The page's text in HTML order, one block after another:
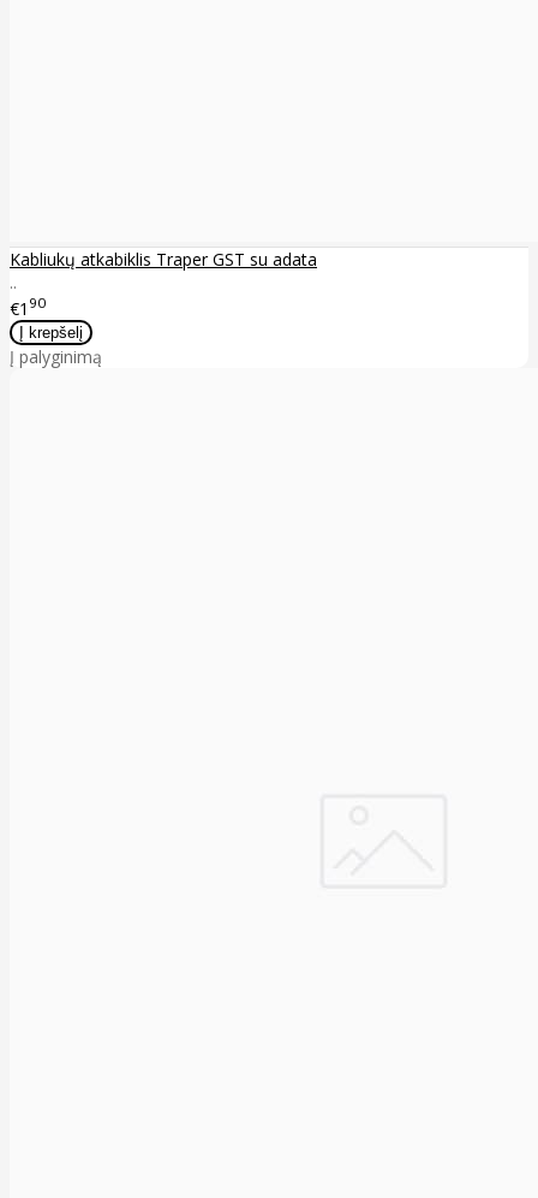
Kabliukų atkabiklis Traper GST su adata
..
€1 90
Į palyginimą